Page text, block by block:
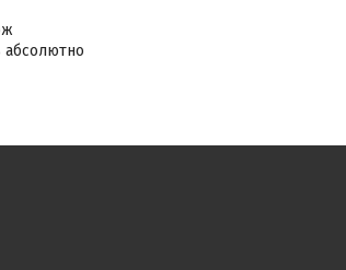
абсолютно